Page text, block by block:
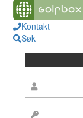
Kontakt
Søk